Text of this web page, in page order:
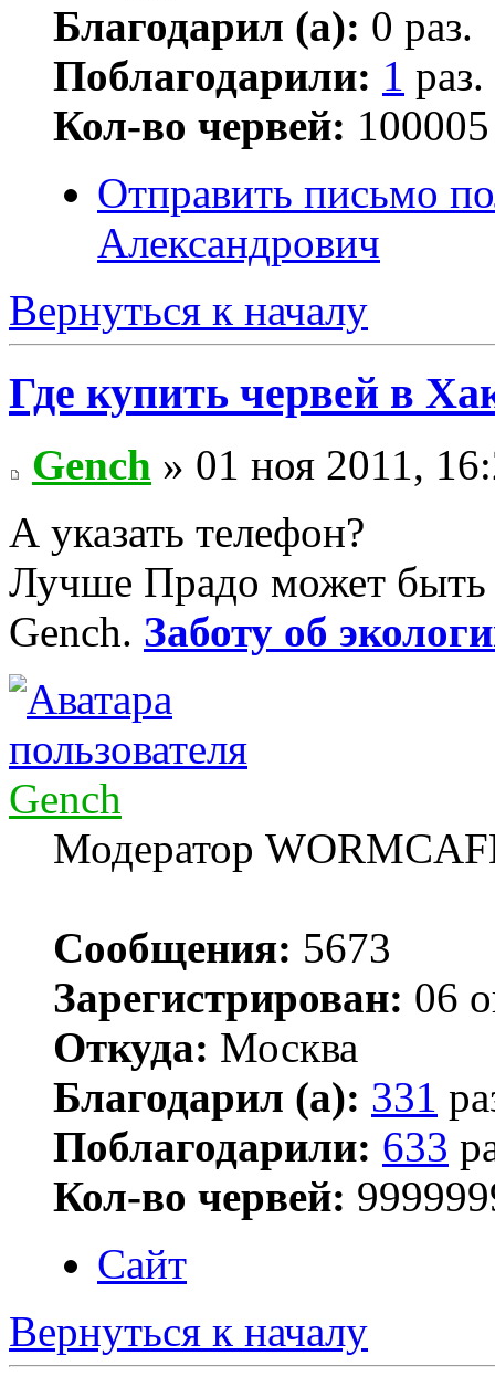
Благодарил (а): 0 раз.
Поблагодарили: 1 раз.
Кол-во червей: 100005
Отправить письмо
Александрович
Вернуться к началу
Где купить червей в
Gench » 01 ноя 2011,
А указать телефон?
Лучше Прадо может
Gench. Заботу об
Gench
Модератор
Сообщения: 5673
Зарегистрирован: 06
Откуда: Москва
Благодарил (а): 331
Поблагодарили: 633
Кол-во червей:
Сайт
Вернуться к началу